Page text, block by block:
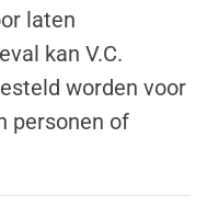
laten
kan V.C.
worden voor
personen of